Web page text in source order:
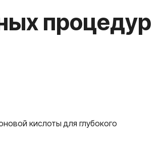
кислоты для глубокого